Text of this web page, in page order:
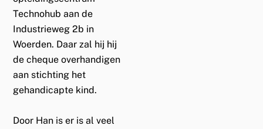
Technohub aan de
Industrieweg 2b in
Woerden. Daar zal hij hij
de cheque overhandigen
aan stichting het
gehandicapte kind.
Door Han is er is al veel